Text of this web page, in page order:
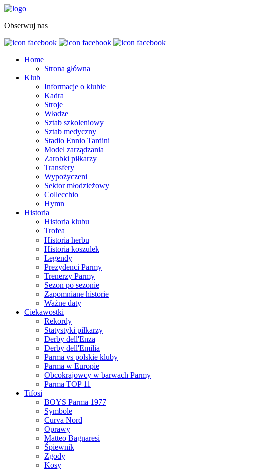
Obserwuj nas
Home
Strona główna
Klub
Informacje o klubie
Kadra
Stroje
Władze
Sztab szkoleniowy
Sztab medyczny
Stadio Ennio Tardini
Model zarządzania
Zarobki piłkarzy
Transfery
Wypożyczeni
Sektor młodzieżowy
Collecchio
Hymn
Historia
Historia klubu
Trofea
Historia herbu
Historia koszulek
Legendy
Prezydenci Parmy
Trenerzy Parmy
Sezon po sezonie
Zapomniane historie
Ważne daty
Ciekawostki
Rekordy
Statystyki piłkarzy
Derby dell'Enza
Derby dell'Emilia
Parma vs polskie kluby
Parma w Europie
Obcokrajowcy w barwach Parmy
Parma TOP 11
Tifosi
BOYS Parma 1977
Symbole
Curva Nord
Oprawy
Matteo Bagnaresi
Śpiewnik
Zgody
Kosy